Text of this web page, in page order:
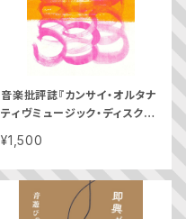
音楽批評誌『カンサイ・オルタナ
ティヴミュージック・ディスクレ
¥1,500